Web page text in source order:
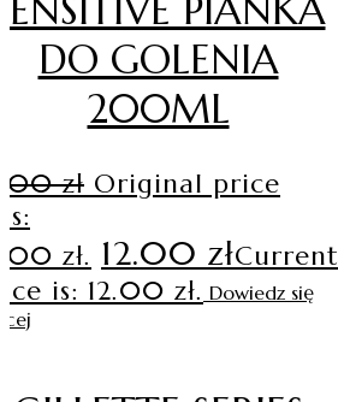
PIANKA
DO GOLENIA
200ML
zł Original price
zł. 12.00 złCurrent
is: 12.00 zł. Dowiedz się